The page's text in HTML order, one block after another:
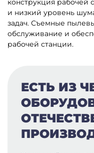
конструкция рабочей
и низкий уровень
задач. Съемные
обслуживание и
рабочей станции.
ЕСТЬ ИЗ